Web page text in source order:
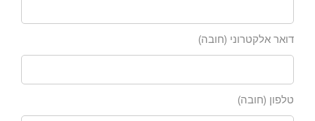
דואר אלקטרוני (חובה)
טלפון (חובה)